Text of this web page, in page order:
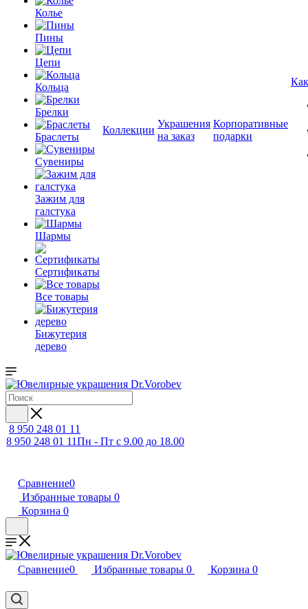
Колье
Пины
Цепи
Кольца
Брелки
Браслеты
Сувениры
Зажим для
галстука
Шармы
Сертификаты
Все товары
Бижутерия
дерево
Коллекции
Украшения
на заказ
Корпоративные
подарки
8 950 248 01 11
8 950 248 01 11Пн - Пт с 9.00 до 18.00
Сравнение0
Избранные товары 0
Корзина 0
Сравнение0 Избранные товары 0 Корзина 0